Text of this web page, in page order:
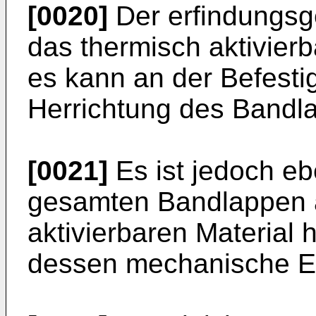
[0020] Der
das thermisch
es kann an der
Herrichtung des
[0021] Es ist jedoch
gesamten
aktivierbaren Material
dessen mechanische